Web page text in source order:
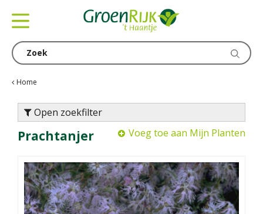
Home
Open zoekfilter
Prachtanjer Voeg toe aan Mijn Planten